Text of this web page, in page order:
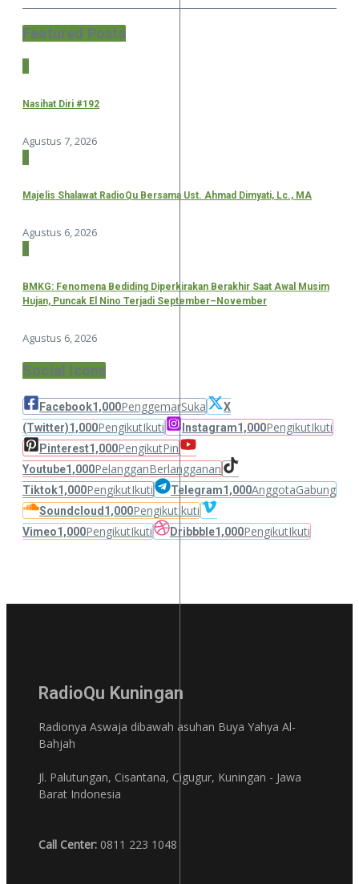
Featured Posts
1
Nasihat Diri #192
Agustus 7, 2026
2
Majelis Shalawat RadioQu Bersama Ust. Ahmad Dimyati, Lc., MA
Agustus 6, 2026
3
BMKG: Fenomena Bediding Diperkirakan Berakhir Saat Awal Musim
Hujan, Puncak El Nino Terjadi September–November
Agustus 6, 2026
Social Icons
Facebook1,000PenggemarSuka
X
(Twitter)1,000PengikutIkuti Instagram1,000PengikutIkuti
Pinterest1,000PengikutPin
Youtube1,000PelangganBerlangganan
Tiktok1,000PengikutIkuti Telegram1,000AnggotaGabung
Soundcloud 1,000PengikutIkuti
Vimeo1,000PengikutIkuti Dribbble1,000PengikutIkuti
RadioQu Kuningan
Radionya Aswaja dibawah asuhan Buya Yahya Al-
Bahjah
Jl. Palutungan, Cisantana, Cigugur, Kuningan - Jawa
Barat Indonesia
Call Center: 0811 223 1048